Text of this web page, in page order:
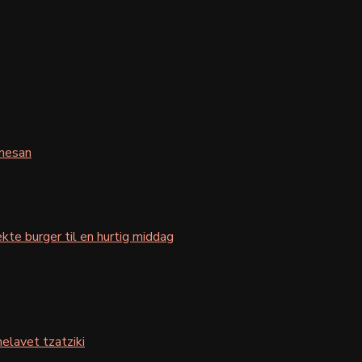
burger til en hurtig middag
tzatziki